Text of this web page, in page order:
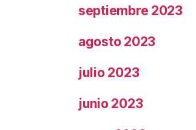
septiembre 2023
agosto 2023
julio 2023
junio 2023